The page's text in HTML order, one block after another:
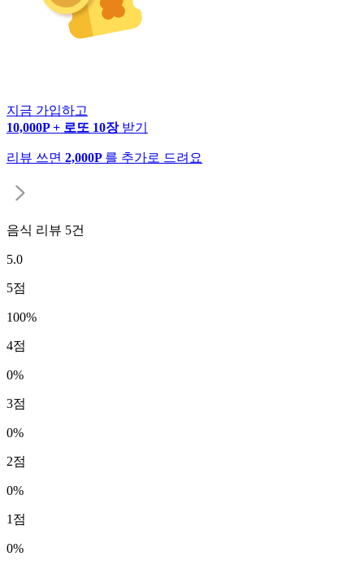
지금 가입하고
10,000P + 로또 10장 받기
리뷰 쓰면 2,000P 를 추가로 드려요
음식 리뷰 5건
5.0
5점
100%
4점
0%
3점
0%
2점
0%
1 점
0%